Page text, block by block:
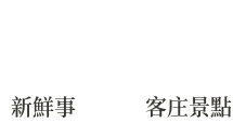
新鮮事 客庄景點